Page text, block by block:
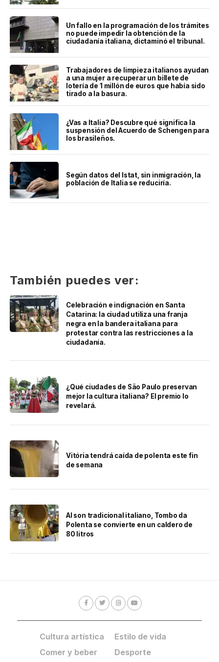
Un fallo en la programación de los trámites
no puede impedir la obtención de la
ciudadanía italiana, dictaminó el tribunal.
Trabajadores de limpieza italianos ayudan
a una mujer a recuperar un billete de
lotería de 1 millón de euros que había sido
tirado a la basura.
¿Vas a Italia? Descubre qué significa la
suspensión del Acuerdo de Schengen para
los brasileños.
Según datos del Istat, sin inmigración, la
población de Italia se reduciría.
También puedes ver:
Celebración e indignación en Santa
Catarina: la ciudad utiliza una franja
negra en la bandera italiana para
protestar contra las restricciones a la
ciudadanía.
¿Qué ciudades de São Paulo preservan
mejor la cultura italiana? El premio lo
revelará.
Vitória tendrá caída de polenta este fin
de semana
Al son tradicional italiano, Tombo da
Polenta se convierte en un caldero de
80 litros
Cultura artística
Comer y beber
Estilo de vida
Desporte